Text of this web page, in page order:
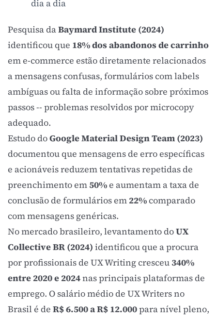
dia a dia
Pesquisa daBaymard Institute (2024)
identificou que 18% dos abandonos de carrinho
em e-commerce estão diretamente relacionados
a mensagens confusas, formulários com labels
ambíguas ou falta de informação sobre próximos
passos -- problemas resolvidos por microcopy
adequado.
Estudo doGoogle Material Design Team (2023)
documentou que mensagens de erro específicas
e acionáveis reduzem tentativas repetidas de
preenchimento em50%e aumentam a taxa de
conclusão de formulários em 22%comparado
com mensagens genéricas.
No mercado brasileiro, levantamento doUX
Collective BR (2024) identificou que a procura
por profissionais de UX Writing cresceu 340%
entre 2020 e 2024nas principais plataformas de
emprego. O salário médio de UX Writers no
Brasil é de R$ 6.500 a R$ 12.000para nível pleno,